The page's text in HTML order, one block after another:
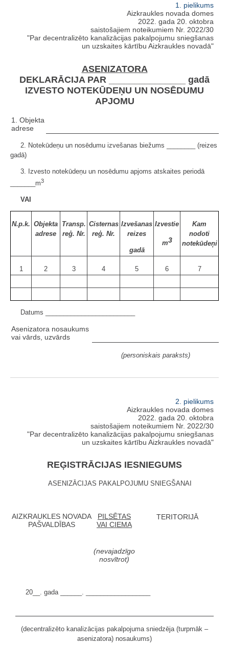
1. pielikums
Aizkraukles novada domes
2022. gada 20. oktobra
saistošajiem noteikumiem Nr. 2022/30
"Par decentralizēto kanalizācijas pakalpojumu sniegšanas
un uzskaites kārtību Aizkraukles novadā"
ASENIZATORA
DEKLARĀCIJA PAR _______________ gadā
IZVESTO NOTEKŪDEŅU UN NOSĒDUMU
APJOMU
1. Objekta
adrese
2. Notekūdeņu un nosēdumu izvešanas biežums ________ (reizes
gadā)
3. Izvesto notekūdeņu un nosēdumu apjoms atskaites periodā
_______m3
VAI
N.p.k. Objekta
adrese
Transp.
reģ. Nr.
Cisternas
reģ. Nr.
Izvešanas
reizes
gadā
Izvestie
m3
Kam
nodoti
notekūdeņi
1 2 3 4 5 6 7
Datums _________________________
Asenizatora nosaukums
vai vārds, uzvārds
(personiskais paraksts)
2. pielikums
Aizkraukles novada domes
2022. gada 20. oktobra
saistošajiem noteikumiem Nr. 2022/30
"Par decentralizēto kanalizācijas pakalpojumu sniegšanas
un uzskaites kārtību Aizkraukles novadā"
REĢISTRĀCIJAS IESNIEGUMS
ASENIZĀCIJAS PAKALPOJUMU SNIEGŠANAI
AIZKRAUKLES NOVADA
PAŠVALDĪBAS
PILSĒTAS
VAI CIEMA
TERITORIJĀ
(nevajadzīgo
nosvītrot)
20__. gada ______. __________________
(decentralizēto kanalizācijas pakalpojuma sniedzēja (turpmāk –
asenizatora) nosaukums)